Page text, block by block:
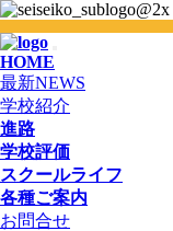
HOME
最新NEWS
学校紹介
進路
学校評価
スクールライフ
各種ご案内
お問合せ